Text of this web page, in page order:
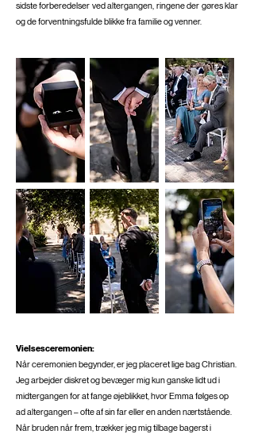
sidste forberedelser ved altergangen, ringene der gøres klar
og de forventningsfulde blikke fra familie og venner.
Vielsesceremonien:
Når ceremonien begynder, er jeg placeret lige bag Christian.
Jeg arbejder diskret og bevæger mig kun ganske lidt ud i
midtergangen for at fange øjeblikket, hvor Emma følges op
ad altergangen – ofte af sin far eller en anden nærtstående.
Når bruden når frem, trækker jeg mig tilbage bagerst i